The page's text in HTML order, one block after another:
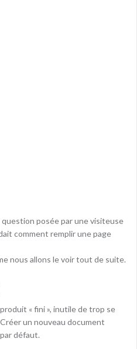
posée par une visiteuse
comment remplir une page
nous allons le voir tout de suite.
« fini », inutile de trop se
un nouveau document
défaut.